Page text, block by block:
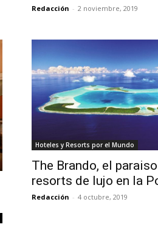
Redacción - 2 noviembre, 2019
Hoteles y Resorts por el Mundo
The Brando, el
resorts de lujo en la
Redacción - 4 octubre, 2019